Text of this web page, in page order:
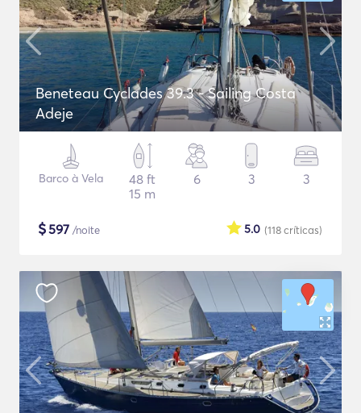
Beneteau Cyclades 39.3 - Sailing Costa
Adeje
Barco à Vela
48 ft
15 m
6 3 3
$597 /noite (118críticas)
5.0